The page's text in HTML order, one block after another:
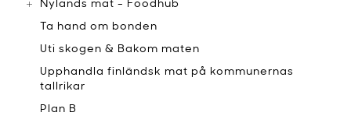
Nylands mat - Foodhub
Ta hand om bonden
Uti skogen & Bakom maten
Upphandla finländsk mat på kommunernas
tallrikar
Plan B